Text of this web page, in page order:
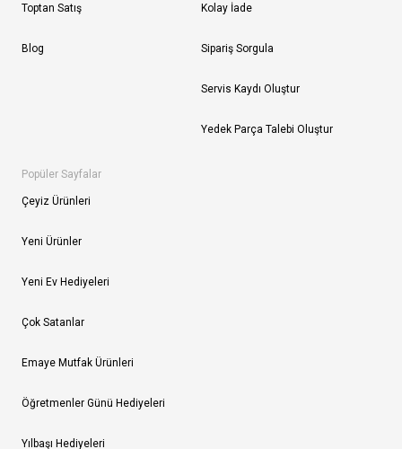
Toptan Satış
Blog
Kolay İade
Sipariş Sorgula
Servis Kaydı Oluştur
Yedek Parça Talebi Oluştur
Popüler Sayfalar
Çeyiz Ürünleri
Yeni Ürünler
Yeni Ev Hediyeleri
Çok Satanlar
Emaye Mutfak Ürünleri
Öğretmenler Günü Hediyeleri
Yılbaşı Hediyeleri